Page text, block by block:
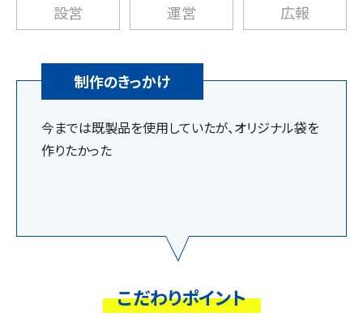
設営 運営 広報
制作のきっかけ
今までは既製品を使用していたが、オリジナル袋を
作りたかった
こだわりポイント